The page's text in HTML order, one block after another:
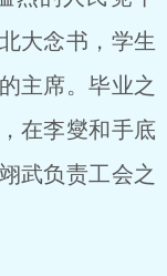
大念书，学生
主席。毕业之
在李燮和手底
武负责工会之